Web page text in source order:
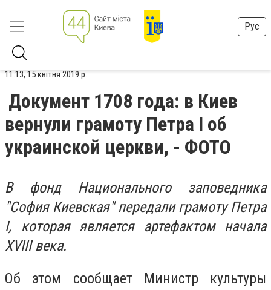
Рус
11:13, 15 квітня 2019 р.
Документ 1708 года: в Киев
вернули грамоту Петра I об
украинской церкви, - ФОТО
В фонд Национального заповедника
"София Киевская" передали грамоту Петра
I, которая является артефактом начала
XVIII века.
Об этом сообщает Министр культуры